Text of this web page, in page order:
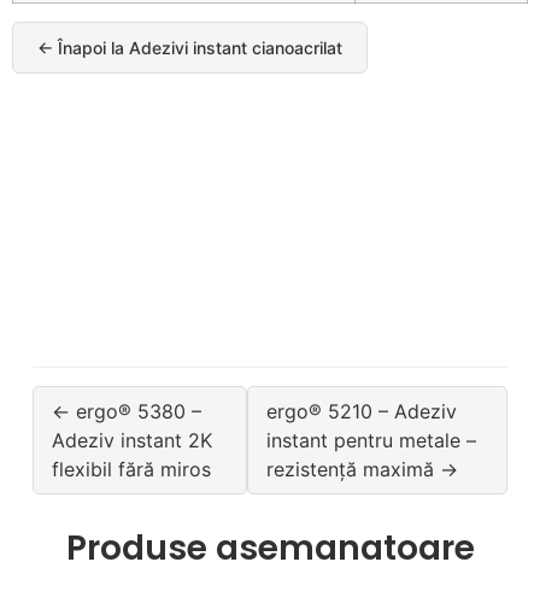
← Înapoi la Adezivi instant cianoacrilat
← ergo® 5380 –
Adeziv instant 2K
flexibil fără miros
ergo® 5210 – Adeziv
instant pentru metale –
rezistență maximă →
Produse asemanatoare